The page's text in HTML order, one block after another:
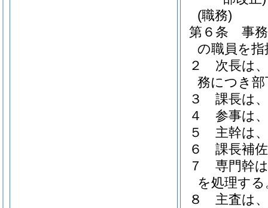
(職務)
第６条
事
の職員を
２
次長は
務につき
３
課長は
４
参事は
５
主幹は
６
課長補
７
専門幹
を処理する
８
主査は